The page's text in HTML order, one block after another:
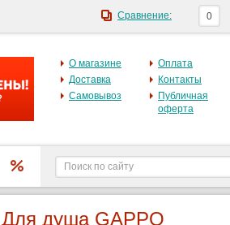
О магазине
Доставка
Самовывоз
Оплата
Контакты
Публичная
оферта
Для душа GAPPO
Сравнение: 0